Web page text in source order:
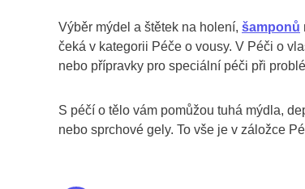
Výběr mýdel a štětek na holení, šamponů
čeká v kategorii Péče o vousy. V Péči o
nebo přípravky pro speciální péči při
S péčí o tělo vám pomůžou tuhá mýdla,
nebo sprchové gely. To vše je v záložce